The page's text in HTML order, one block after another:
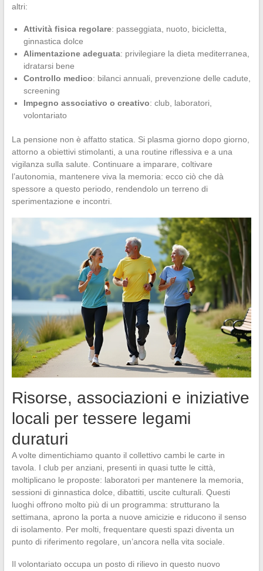
altri:
Attività fisica regolare: passeggiata, nuoto, bicicletta,
ginnastica dolce
Alimentazione adeguata: privilegiare la dieta mediterranea,
idratarsi bene
Controllo medico: bilanci annuali, prevenzione delle cadute,
screening
Impegno associativo o creativo: club, laboratori,
volontariato
La pensione non è affatto statica. Si plasma giorno dopo giorno,
attorno a obiettivi stimolanti, a una routine riflessiva e a una
vigilanza sulla salute. Continuare a imparare, coltivare
l’autonomia, mantenere viva la memoria: ecco ciò che dà
spessore a questo periodo, rendendolo un terreno di
sperimentazione e incontri.
Risorse, associazioni e iniziative
locali per tessere legami
duraturi
A volte dimentichiamo quanto il collettivo cambi le carte in
tavola. I club per anziani, presenti in quasi tutte le città,
moltiplicano le proposte: laboratori per mantenere la memoria,
sessioni di ginnastica dolce, dibattiti, uscite culturali. Questi
luoghi offrono molto più di un programma: strutturano la
settimana, aprono la porta a nuove amicizie e riducono il senso
di isolamento. Per molti, frequentare questi spazi diventa un
punto di riferimento regolare, un’ancora nella vita sociale.
Il volontariato occupa un posto di rilievo in questo nuovo